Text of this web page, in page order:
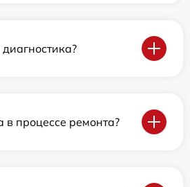
в процессе ремонта?